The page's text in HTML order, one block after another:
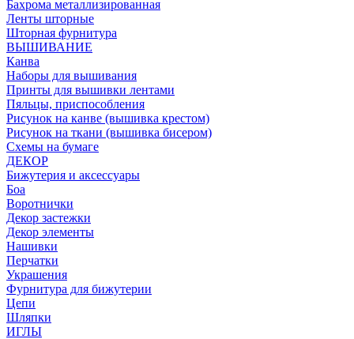
Бахрома металлизированная
Ленты шторные
Шторная фурнитура
ВЫШИВАНИЕ
Канва
Наборы для вышивания
Принты для вышивки лентами
Пяльцы, приспособления
Рисунок на канве (вышивка крестом)
Рисунок на ткани (вышивка бисером)
Схемы на бумаге
ДЕКОР
Бижутерия и аксессуары
Боа
Воротнички
Декор застежки
Декор элементы
Нашивки
Перчатки
Украшения
Фурнитура для бижутерии
Цепи
Шляпки
ИГЛЫ